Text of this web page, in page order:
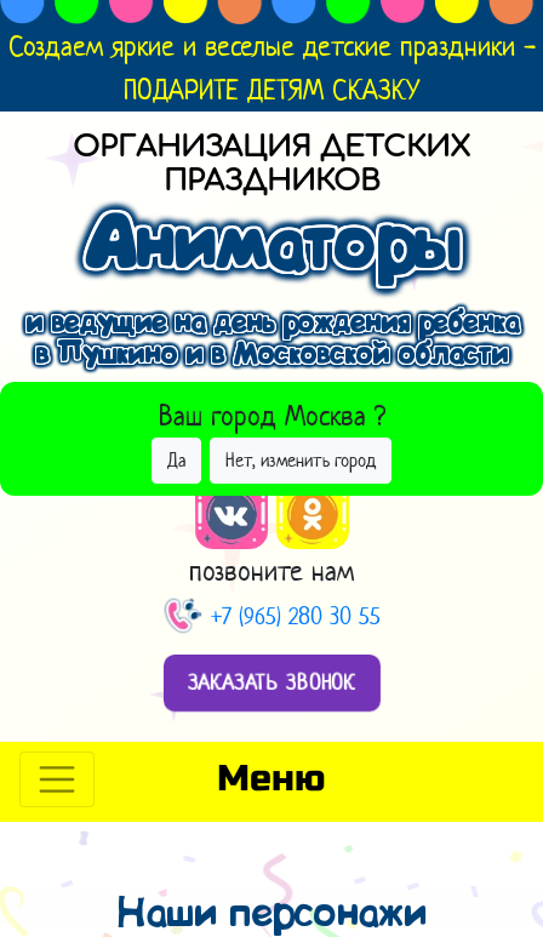
Создаем яркие и веселые детские праздники -
ПОДАРИТЕ ДЕТЯМ СКАЗКУ
ОРГАНИЗАЦИЯ ДЕТСКИХ
ПРАЗДНИКОВ
Аниматоры
и ведущие на день рождения ребенка
в Пушкино и в Московской области
Ваш город Москва ?
Да Нет, изменить город
ВЫБРАТЬ ДРУГОЙ ГОРОД
позвоните нам
+7 (965) 280 30 55
ЗАКАЗАТЬ ЗВОНОК
Меню
Наши персонажи